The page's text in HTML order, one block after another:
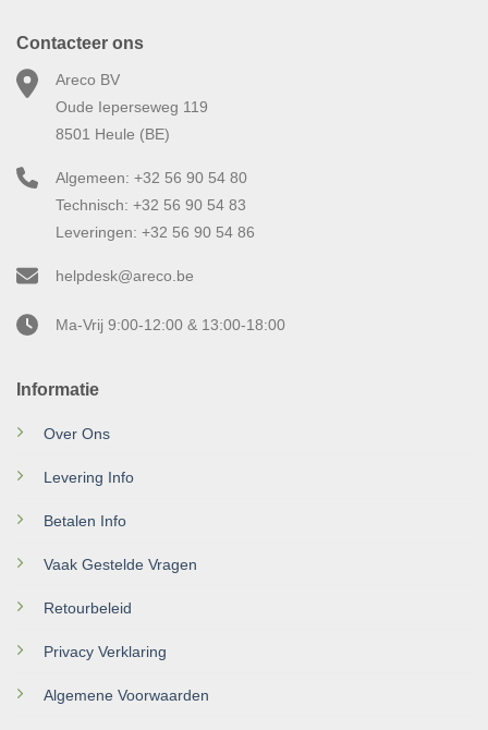
Informatie
Over Ons
Levering Info
Betalen Info
Vaak Gestelde Vragen
Retourbeleid
Privacy Verklaring
Algemene Voorwaarden
Contacteer ons
Areco BV
Oude Ieperseweg 119
8501 Heule (BE)
Algemeen: +32 56 90 54 80
Technisch: +32 56 90 54 83
Leveringen: +32 56 90 54 86
helpdesk@areco.be
Ma-Vrij 9:00-12:00 & 13:00-18:00